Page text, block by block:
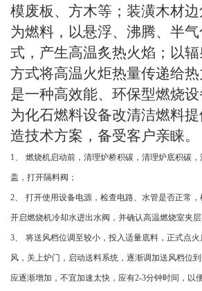
模废板、方木等；装潢木材
为燃料，以悬浮、沸腾、半
式，产生高温炙热火焰；以
方式将高温火炬热量传递给
是一种高效能、环保型燃烧
为化石燃料设备改清洁燃料
造技术方案，备受客户亲睐。
1、 燃烧机启动前，清理炉桥积碳，清理炉底积碳
盖，打开隔料阀；
2、 打开使用设备电源，检查电路、水管是否正常，
开启燃烧机冷却水进出水阀，并确认高温燃烧室夹层
3、 将送风档位调至较小，投入适量底料，正式点
风，关上炉门，启动送料系统，逐渐调加送风档位
应逐渐增加，不宜加速太快，应有2-3分钟时间，以